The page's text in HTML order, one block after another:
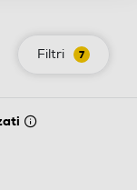
Filtri 7